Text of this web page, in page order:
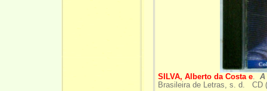
SILVA, Alberto da Costa e. A
Brasileira de Letras, s. d. CD